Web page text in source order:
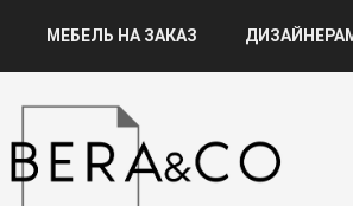
МЕБЕЛЬ НА ЗАКАЗ